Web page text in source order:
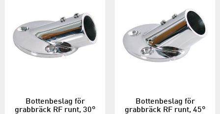
Bottenbeslag för
grabbräck RF runt, 30°
Bottenbeslag för
grabbräck RF runt, 45°